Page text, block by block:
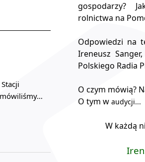
mówiliśmy…
gospodarzy?
rolnictwa na
Odpowiedzi na
Ireneusz
Polskiego Radia
O czym mówią?
O tym w audycji...
W każdą